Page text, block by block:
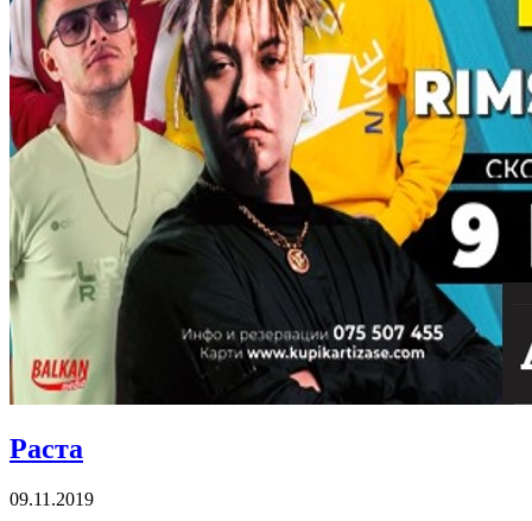
Раста
09.11.2019